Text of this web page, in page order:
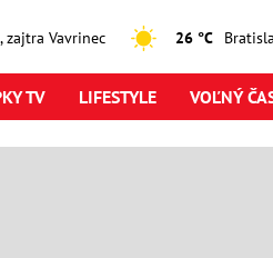
, zajtra Vavrinec 26 °C
TV LIFESTYLE VOĽNÝ